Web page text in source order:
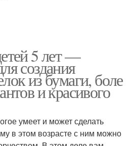
5 лет —
создания
из бумаги, боле
и красивого
умеет и может сделать
в этом возрасте с ним можно